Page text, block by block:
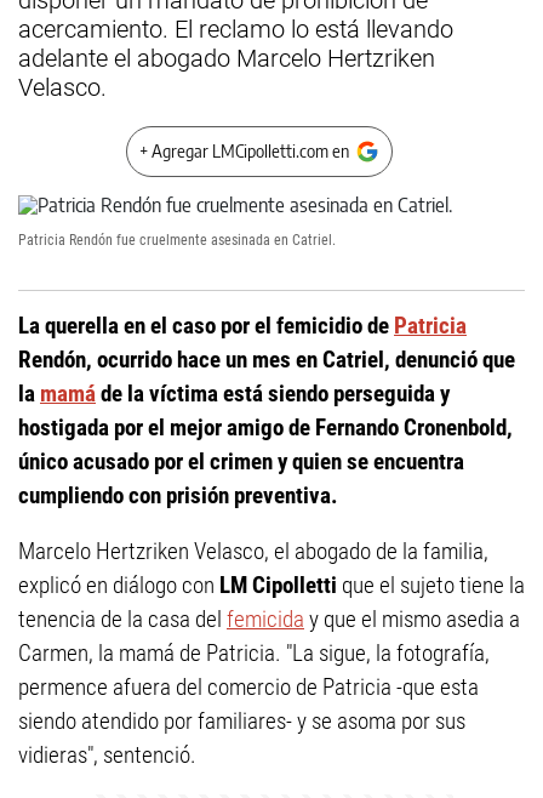
acercamiento. El reclamo lo está llevando
adelante el abogado Marcelo Hertzriken
Velasco.
+ Agregar LMCipolletti.com en
Patricia Rendón fue cruelmente asesinada en Catriel.
La querella en el caso por el femicidio de Patricia
Rendón, ocurrido hace un mes en Catriel, denunció que
la mamáde la víctima está siendo perseguida y
hostigada por el mejor amigo de Fernando Cronenbold,
único acusado por el crimen y quien se encuentra
cumpliendo con prisión preventiva.
Marcelo Hertzriken Velasco, el abogado de la familia,
explicó en diálogo con LM Cipolletti que el sujeto tiene la
tenencia de la casa del femicida y que el mismo asedia a
Carmen, la mamá de Patricia. "La sigue, la fotografía,
permence afuera del comercio de Patricia -que esta
siendo atendido por familiares- y se asoma por sus
vidieras", sentenció.